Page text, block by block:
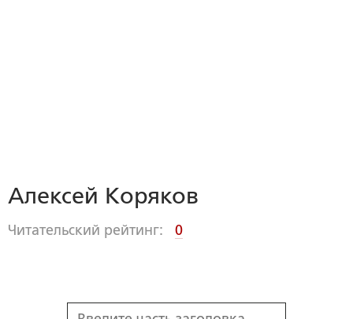
Алексей Коряков
Читательский рейтинг: 0